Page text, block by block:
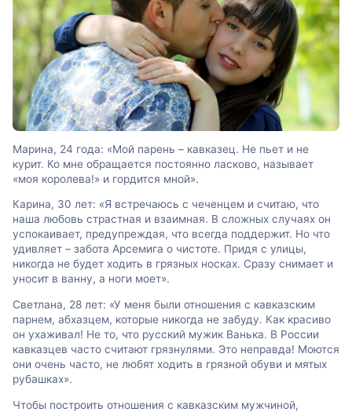
Марина, 24 года: «Мой парень – кавказец. Не пьет и не
курит. Ко мне обращается постоянно ласково, называет
«моя королева!» и гордится мной».
Карина, 30 лет: «Я встречаюсь с чеченцем и считаю, что
наша любовь страстная и взаимная. В сложных случаях он
успокаивает, предупреждая, что всегда поддержит. Но что
удивляет – забота Арсемига о чистоте. Придя с улицы,
никогда не будет ходить в грязных носках. Сразу снимает и
уносит в ванну, а ноги моет».
Светлана, 28 лет: «У меня были отношения с кавказским
парнем, абхазцем, которые никогда не забуду. Как красиво
он ухаживал! Не то, что русский мужик Ванька. В России
кавказцев часто считают грязнулями. Это неправда! Моются
они очень часто, не любят ходить в грязной обуви и мятых
рубашках».
Чтобы построить отношения с кавказским мужчиной,